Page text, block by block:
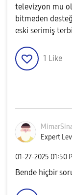
televizyon mu
bitmeden
eski serimiş
1 Like
Expert
‎01-27-2025 01:50
Bende hiçbir